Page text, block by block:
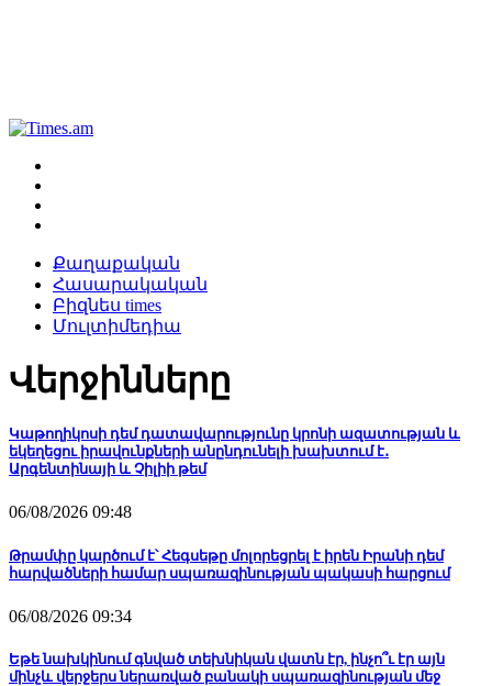
Քաղաքական
Հասարակական
Բիզնես times
Մուլտիմեդիա
Վերջինները
Կաթողիկոսի դեմ դատավարությունը կրոնի ազատության և
եկեղեցու իրավունքների անընդունելի խախտում է․
Արգենտինայի և Չիլիի թեմ
06/08/2026 09:48
Թրամփը կարծում է՝ Հեգսեթը մոլորեցրել է իրեն Իրանի դեմ
հարվածների համար սպառազինության պակասի հարցում
06/08/2026 09:34
Եթե նախկինում գնված տեխնիկան վատն էր, ինչո՞ւ էր այն
մինչև վերջերս ներառված բանակի սպառազինության մեջ